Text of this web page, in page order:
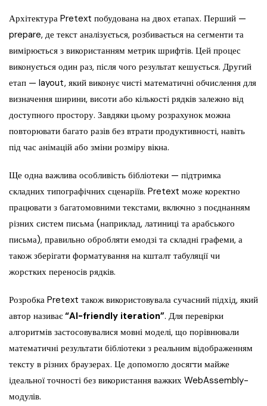
Архітектура Pretext побудована на двох етапах. Перший —
prepare, де текст аналізується, розбивається на сегменти та
вимірюється з використанням метрик шрифтів. Цей процес
виконується один раз, після чого результат кешується. Другий
етап — layout, який виконує чисті математичні обчислення для
визначення ширини, висоти або кількості рядків залежно від
доступного простору. Завдяки цьому розрахунок можна
повторювати багато разів без втрати продуктивності, навіть
під час анімацій або зміни розміру вікна.
Ще одна важлива особливість бібліотеки — підтримка
складних типографічних сценаріїв. Pretext може коректно
працювати з багатомовними текстами, включно з поєднанням
різних систем письма (наприклад, латиниці та арабського
письма), правильно обробляти емодзі та складні графеми, а
також зберігати форматування на кшталт табуляції чи
жорстких переносів рядків.
Розробка Pretext також використовувала сучасний підхід, який
автор називає“AI-friendly iteration”. Для перевірки
алгоритмів застосовувалися мовні моделі, що порівнювали
математичні результати бібліотеки з реальним відображенням
тексту в різних браузерах. Це допомогло досягти майже
ідеальної точності без використання важких WebAssembly-
модулів.